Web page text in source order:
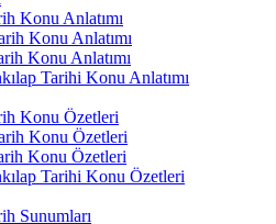
Konu Anlatımı
Konu Anlatımı
Konu Anlatımı
Tarihi Konu Anlatımı
Konu Özetleri
Konu Özetleri
Konu Özetleri
Tarihi Konu Özetleri
Sunumları